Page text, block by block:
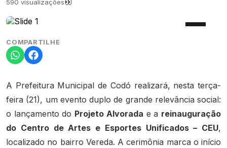
590 visualizações
COMPARTILHE
A Prefeitura Municipal de Codó realizará, nesta terça-
feira (21), um evento duplo de grande relevância social:
o lançamento do Projeto Alvorada e a reinauguração
do Centro de Artes e Esportes Unificados – CEU,
localizado no bairro Vereda. A cerimônia marca o início